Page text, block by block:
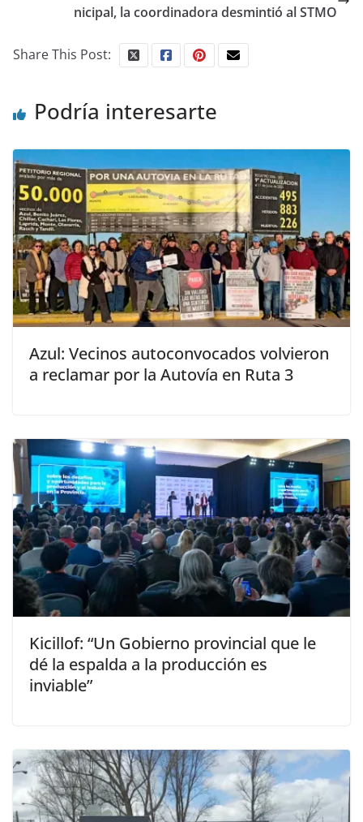
nicipal, la coordinadora desmintió al STMO
Share This Post:
Podría interesarte
Azul: Vecinos autoconvocados volvieron
a reclamar por la Autovía en Ruta 3
Kicillof: “Un Gobierno provincial que le
dé la espalda a la producción es
inviable”